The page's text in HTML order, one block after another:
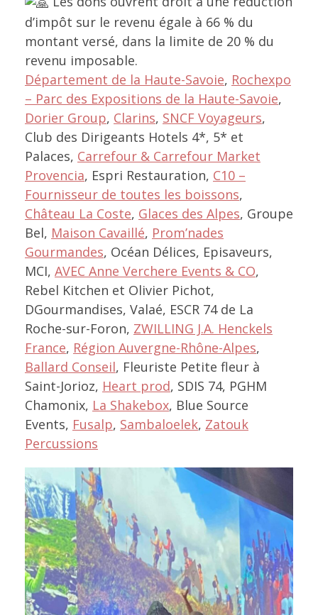
d’impôt sur le revenu égale à 66 % du
montant versé, dans la limite de 20 % du
revenu imposable.
Département de la Haute-Savoie, Rochexpo
– Parc des Expositions de la Haute-Savoie,
Dorier Group, Clarins, SNCF Voyageurs,
Club des Dirigeants Hotels 4*, 5* et
Palaces, Carrefour & Carrefour Market
Provencia, Espri Restauration, C10 –
Fournisseur de toutes les boissons,
Château La Coste, Glaces des Alpes, Groupe
Bel, Maison Cavaillé, Prom’nades
Gourmandes, Océan Délices, Episaveurs,
MCI, AVEC Anne Verchere Events & CO,
Rebel Kitchen et Olivier Pichot,
DGourmandises, Valaé, ESCR 74 de La
Roche-sur-Foron, ZWILLING J.A. Henckels
France, Région Auvergne-Rhône-Alpes,
Ballard Conseil, Fleuriste Petite fleur à
Saint-Jorioz, Heart prod, SDIS 74, PGHM
Chamonix, La Shakebox, Blue Source
Events, Fusalp, Sambaloelek, Zatouk
Percussions